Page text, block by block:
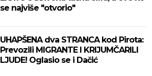
se najviše "otvorio"
UHAPŠENA dva STRANCA kod Pirota:
Prevozili MIGRANTE I KRIJUMČARILI
LJUDE! Oglasio se i Dačić